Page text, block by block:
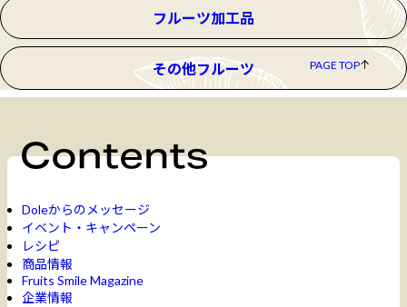
フルーツ加工品
その他フルーツ PAGE TOP
Doleからのメッセージ
イベント・キャンペーン
レシピ
商品情報
Fruits Smile Magazine
企業情報